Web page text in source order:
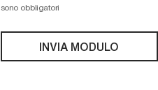
sono obbligatori